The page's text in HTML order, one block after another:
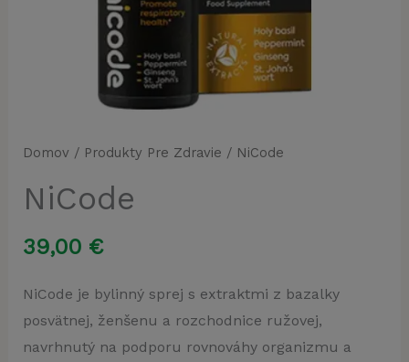
Domov / Produkty Pre Zdravie / NiCode
NiCode
39,00 €
NiCode je bylinný sprej s extraktmi z bazalky
posvätnej, ženšenu a rozchodnice ružovej,
navrhnutý na podporu rovnováhy organizmu a